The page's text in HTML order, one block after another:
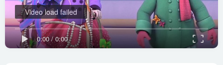
0:00/0:00
Video load failed